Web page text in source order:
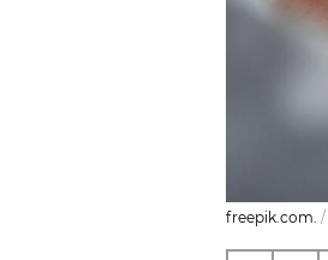
freepik.com. /